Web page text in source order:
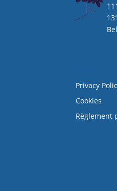
Privacy
Cookies
Règlement